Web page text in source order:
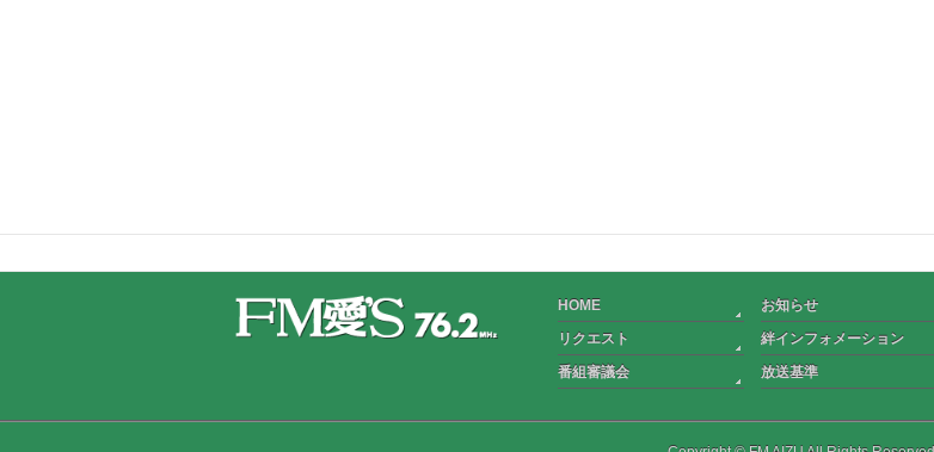
HOME お知らせ
リクエスト
絆インフォメーション
番組審議会
放送基準